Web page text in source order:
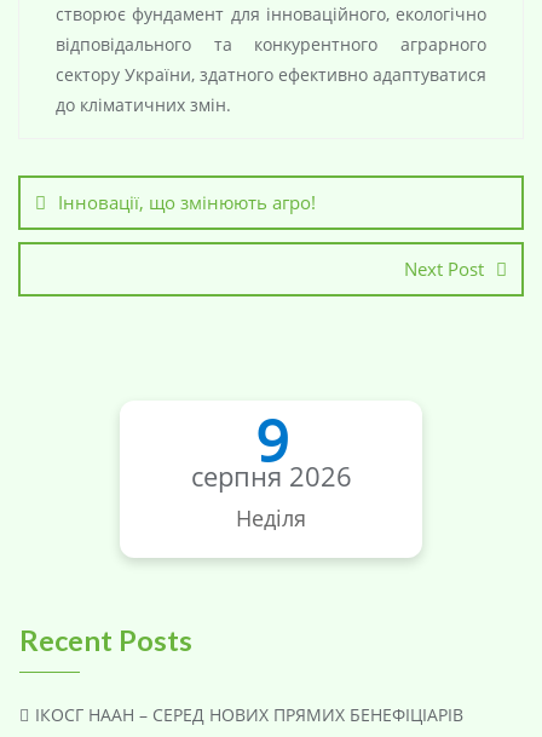
створює фундамент для інноваційного, екологічно
відповідального та конкурентного аграрного
сектору України, здатного ефективно адаптуватися
до кліматичних змін.
Інновації, що змінюють агро!
Next Post
9
серпня 2026
Неділя
Recent Posts
ІКОСГ НААН – СЕРЕД НОВИХ ПРЯМИХ БЕНЕФІЦІАРІВ